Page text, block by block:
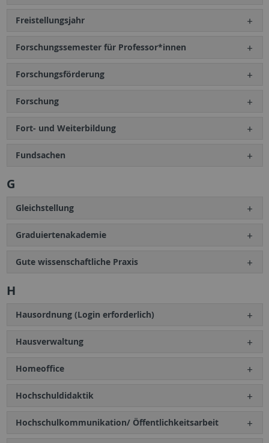
Freistellungsjahr
Forschungssemester für Professor*innen
Forschungsförderung
Forschung
Fort- und Weiterbildung
Fundsachen
G
Gleichstellung
Graduiertenakademie
Gute wissenschaftliche Praxis
H
Hausordnung (Login erforderlich)
Hausverwaltung
Homeoffice
Hochschuldidaktik
Hochschulkommunikation/ Öffentlichkeitsarbeit